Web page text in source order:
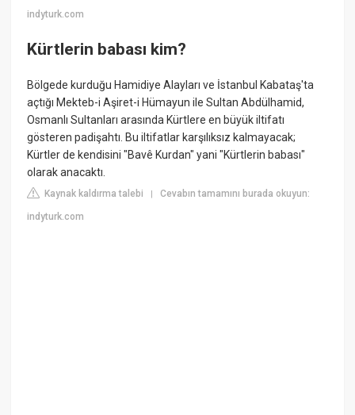
indyturk.com
Kürtlerin babası kim?
Bölgede kurduğu Hamidiye Alayları ve İstanbul Kabataş'ta
açtığı Mekteb-i Aşiret-i Hümayun ile Sultan Abdülhamid,
Osmanlı Sultanları arasında Kürtlere en büyük iltifatı
gösteren padişahtı. Bu iltifatlar karşılıksız kalmayacak;
Kürtler de kendisini "Bavê Kurdan" yani "Kürtlerin babası"
olarak anacaktı.
Kaynak kaldırma talebi |Cevabın tamamını burada okuyun:
indyturk.com